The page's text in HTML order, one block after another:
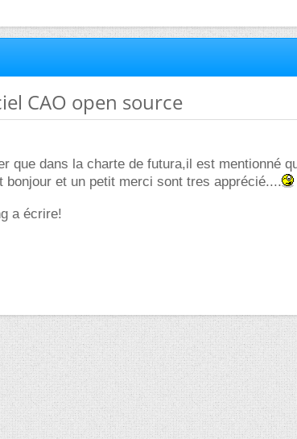
CAO open source
que dans la charte de futura,il est mentionné
bonjour et un petit merci sont tres apprécié....
a écrire!